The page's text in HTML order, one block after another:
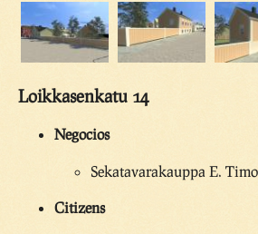
Loikkasenkatu 14
Negocios
Sekatavarakauppa E.
Citizens